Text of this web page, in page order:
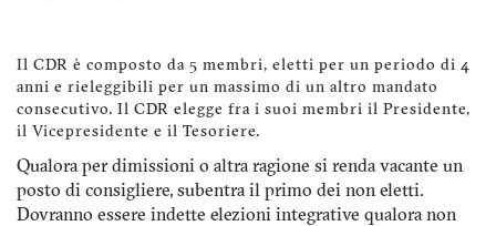
Il CDR è composto da 5 membri, eletti per un periodo di 4
anni e rieleggibili per un massimo di un altro mandato
consecutivo. Il CDR elegge fra i suoi membri il Presidente,
il Vicepresidente e il Tesoriere.
Qualora per dimissioni o altra ragione si renda vacante un
posto di consigliere, subentra il primo dei non eletti.
Dovranno essere indette elezioni integrative qualora non